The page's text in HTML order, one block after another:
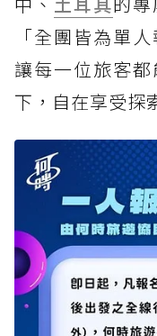
「全團皆為單
讓每一位旅客
下，自在享受探